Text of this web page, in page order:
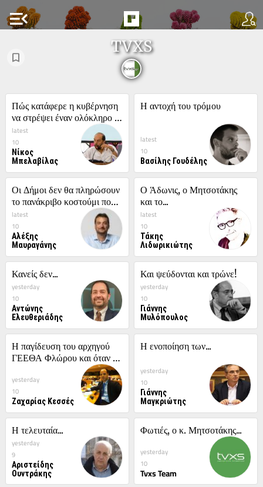
menu_open
TVXS
Πώς κατάφερε η κυβέρνηση
να στρέψει έναν ολόκληρο
λαό εναντίον μιας
πολύτιμης...
latest
10
Νίκος
Μπελαβίλας
Η αντοχή του τρόμου
latest
10
Βασίλης Γουδέλης
Οι Δήμοι δεν θα πληρώσουν
το πανάκριβο κοστούμι που
έραψαν άλλοι
latest
10
Αλέξης
Μαυραγάνης
Ο Άδωνις, ο Μητσοτάκης
και το...
latest
10
Τάκης
Λιδωρικιώτης
Κανείς δεν...
yesterday
10
Αντώνης
Ελευθεριάδης
Και ψεύδονται και τρώνε!
yesterday
10
Γιάννης
Μυλόπουλος
Η παγίδευση του αρχηγού
ΓΕΕΘΑ Φλώρου και όταν
yesterday
10
Ζαχαρίας Κεσσές
Η ενοποίηση των...
yesterday
10
Γιάννης
Μαγκριώτης
Η τελευταία...
yesterday
9
Αριστείδης
Ουντράκης
Φωτιές, ο κ. Μητσοτάκης...
yesterday
10
Tvxs Team